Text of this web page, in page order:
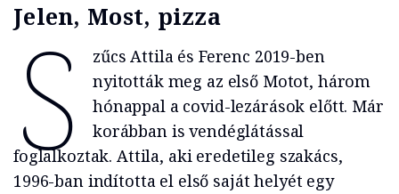
Jelen, Most, pizza
S
zűcs Attila és Ferenc 2019-ben
nyitották meg az első Motot, három
hónappal a covid-lezárások előtt. Már
korábban is vendéglátással
foglalkoztak. Attila, aki eredetileg szakács,
1996-ban indította el első saját helyét egy